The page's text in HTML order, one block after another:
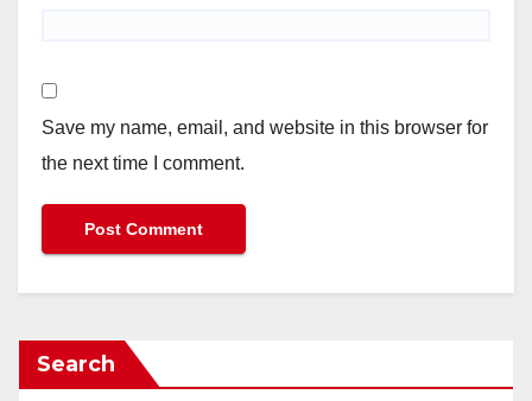
Save my name, email, and website in this browser for
the next time I comment.
Search